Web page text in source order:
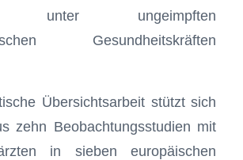
unter ungeimpften
Gesundheitskräften
Übersichtsarbeit stützt sich
zehn Beobachtungsstudien mit
in sieben europäischen